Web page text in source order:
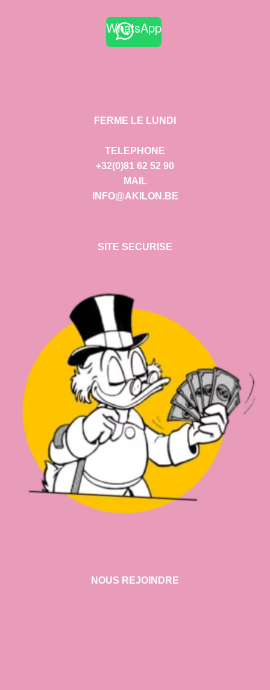
WhatsApp
FERME LE LUNDI
TELEPHONE
+32(0)81 62 52 90
MAIL
INFO@AKILON.BE
SITE SECURISE
NOUS REJOINDRE